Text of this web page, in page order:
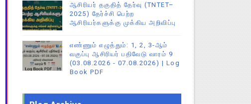
ஆசிரியர் தகுதித் தேர்வு (TNTET–
2025) தேர்ச்சி பெற்ற
ஆசிரியர்களுக்கு முக்கிய அறிவிப்பு
எண்ணும் எழுத்தும்: 1, 2, 3-ஆம்
வகுப்பு ஆசிரியர் பதிவேடு வாரம் 9
(03.08.2026 - 07.08.2026) | Log
Book PDF